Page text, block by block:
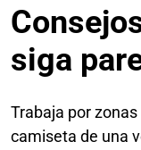
siga
Trabaja por
camiseta de una